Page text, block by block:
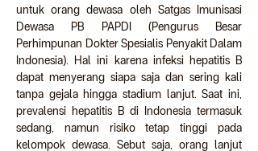
untuk orang dewasa oleh Satgas Imunisasi
Dewasa PB PAPDI (Pengurus Besar
Perhimpunan Dokter Spesialis Penyakit Dalam
Indonesia). Hal ini karena infeksi hepatitis B
dapat menyerang siapa saja dan sering kali
tanpa gejala hingga stadium lanjut. Saat ini,
prevalensi hepatitis B di Indonesia termasuk
sedang, namun risiko tetap tinggi pada
kelompok dewasa. Sebut saja, orang lanjut